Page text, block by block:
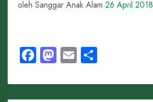
oleh Sanggar Anak Alam 26 April 2018
Facebook
Mastodon
Email